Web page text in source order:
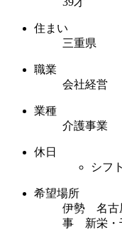
住まい
三重県
職業
会社経営
業種
介護事業
休日
シフ
希望場所
伊勢 名古
事 新栄・